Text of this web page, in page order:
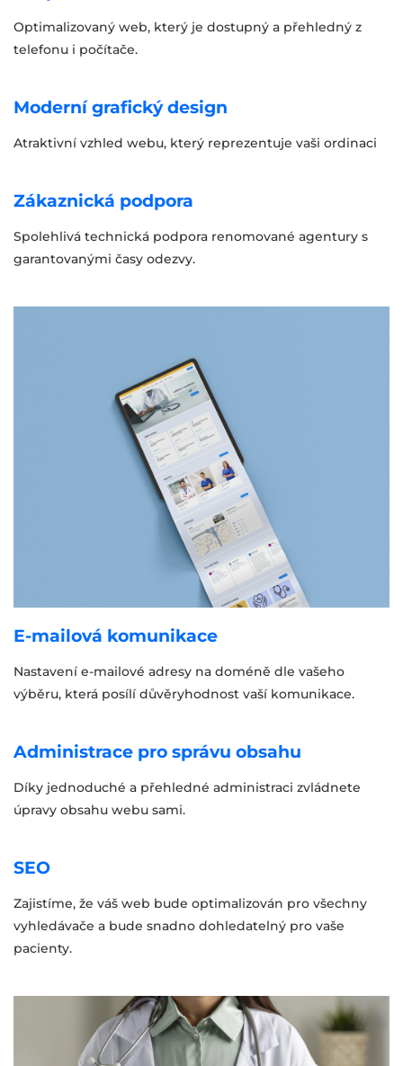
Optimalizovaný web, který je dostupný a přehledný z
telefonu i počítače.
Moderní grafický design
Atraktivní vzhled webu, který reprezentuje vaši ordinaci
Zákaznická podpora
Spolehlivá technická podpora renomované agentury s
garantovanými časy odezvy.
E-mailová komunikace
Nastavení e-mailové adresy na doméně dle vašeho
výběru, která posílí důvěryhodnost vaší komunikace.
Administrace pro správu obsahu
Díky jednoduché a přehledné administraci zvládnete
úpravy obsahu webu sami.
SEO
Zajistíme, že váš web bude optimalizován pro všechny
vyhledávače a bude snadno dohledatelný pro vaše
pacienty.